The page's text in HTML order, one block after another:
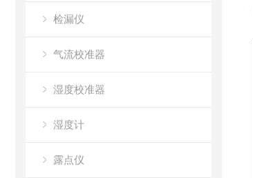
检漏仪
气流校准器
湿度校准器
湿度计
露点仪